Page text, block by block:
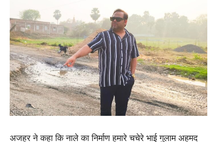
अजहर ने कहा कि नाले का निर्माण हमारे चचेरे भाई गुलाम अहमद